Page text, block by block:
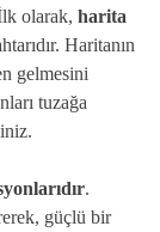
olarak, harita
Haritanın
gelmesini
tuzağa
.
güçlü bir